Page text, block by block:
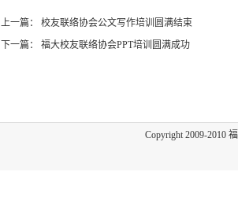
上一篇：
校友联络协会公文写作培训圆满结束
下一篇：
福大校友联络协会PPT培训圆满成功
Copyright 2009-2010